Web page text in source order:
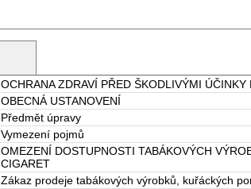
OCHRANA ZDRAVÍ PŘED ŠKODLIVÝMI ÚČINKY
OBECNÁ USTANOVENÍ
Předmět úpravy
Vymezení pojmů
OMEZENÍ DOSTUPNOSTI TABÁKOVÝCH
CIGARET
Zákaz prodeje tabákových výrobků, kuřáckých